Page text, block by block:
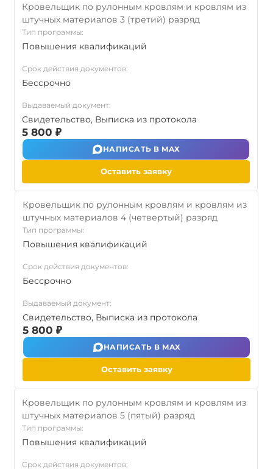
Кровельщик по рулонным кровлям и кровлям из
штучных материалов 3 (третий) разряд
Тип программы:
Повышения квалификаций
Срок действия документов:
Бессрочно
Выдаваемый документ:
Свидетельство, Выписка из протокола
5 800 ₽
НАПИСАТЬ В MAX
Оставить заявку
Кровельщик по рулонным кровлям и кровлям из
штучных материалов 4 (четвертый) разряд
Тип программы:
Повышения квалификаций
Срок действия документов:
Бессрочно
Выдаваемый документ:
Свидетельство, Выписка из протокола
5 800 ₽
НАПИСАТЬ В MAX
Оставить заявку
Кровельщик по рулонным кровлям и кровлям из
штучных материалов 5 (пятый) разряд
Тип программы:
Повышения квалификаций
Срок действия документов: